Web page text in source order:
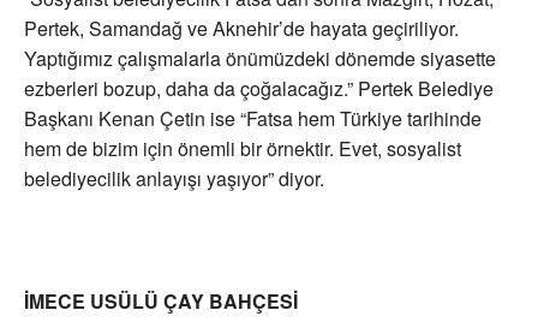
Pertek, Samandağ ve Aknehir’de hayata geçiriliyor.
Yaptığımız çalışmalarla önümüzdeki dönemde siyasette
ezberleri bozup, daha da çoğalacağız.” Pertek Belediye
Başkanı Kenan Çetin ise “Fatsa hem Türkiye tarihinde
hem de bizim için önemli bir örnektir. Evet, sosyalist
belediyecilik anlayışı yaşıyor” diyor.
İMECE USÜLÜ ÇAY BAHÇESİ